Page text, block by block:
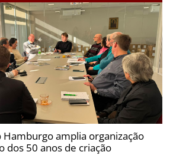
Hamburgo amplia organização
dos 50 anos de criação